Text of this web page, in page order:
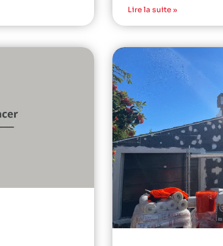
Lire la suite »